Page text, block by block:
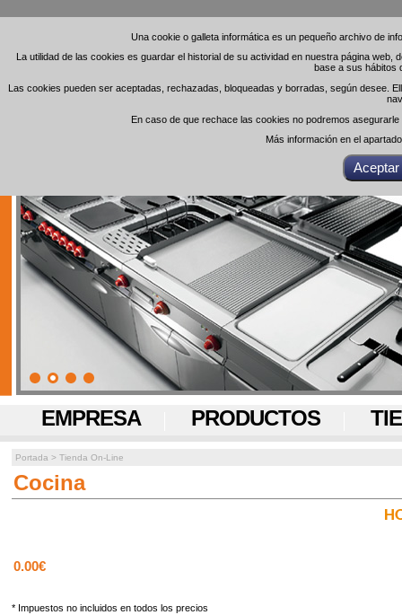
Una cookie o galleta informática es un pequeño archivo de
La utilidad de las cookies es guardar el historial de su actividad en nuestra página
base a sus hábitos
Las cookies pueden ser aceptadas, rechazadas, bloqueadas y borradas, según desee.
En caso de que rechace las cookies no podremos
Más información en el
Una cookie o galleta informática es un pequeño archivo de
La utilidad de las cookies es guardar el historial de su actividad en nuestra página
base a sus hábitos
Las cookies pueden ser aceptadas, rechazadas, bloqueadas y borradas, según desee.
En caso de que rechace las cookies no podremos
Más información en el
EMPRESA PRODUCTOS
Portada > Tienda On-Line
Cocina
0.00€
* Impuestos no incluidos en todos los precios